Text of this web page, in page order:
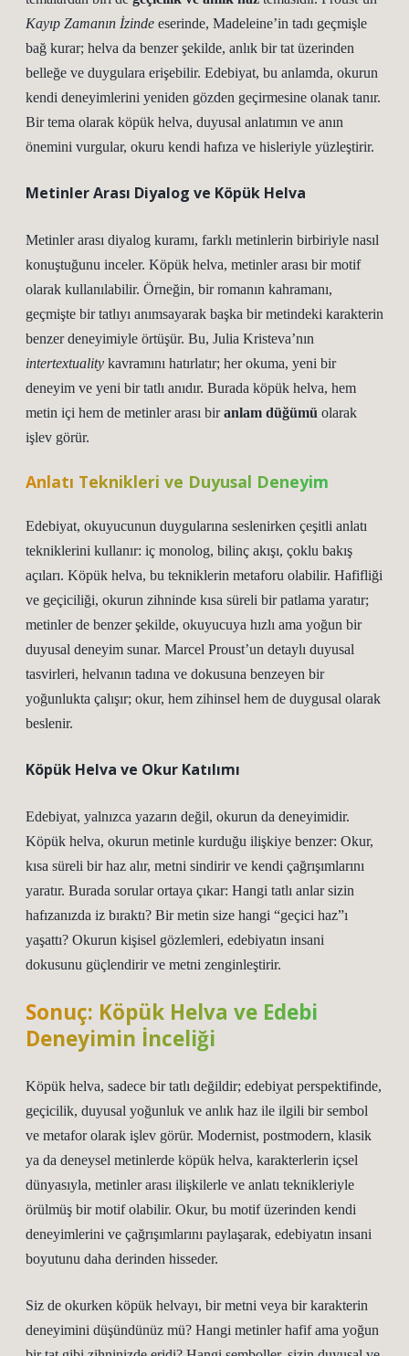
Kayıp Zamanın İzinde eserinde, Madeleine’in tadı geçmişle
bağ kurar; helva da benzer şekilde, anlık bir tat üzerinden
belleğe ve duygulara erişebilir. Edebiyat, bu anlamda, okurun
kendi deneyimlerini yeniden gözden geçirmesine olanak tanır.
Bir tema olarak köpük helva, duyusal anlatımın ve anın
önemini vurgular, okuru kendi hafıza ve hisleriyle yüzleştirir.
Metinler Arası Diyalog ve Köpük Helva
Metinler arası diyalog kuramı, farklı metinlerin birbiriyle nasıl
konuştuğunu inceler. Köpük helva, metinler arası bir motif
olarak kullanılabilir. Örneğin, bir romanın kahramanı,
geçmişte bir tatlıyı anımsayarak başka bir metindeki karakterin
benzer deneyimiyle örtüşür. Bu, Julia Kristeva’nın
intertextuality kavramını hatırlatır; her okuma, yeni bir
deneyim ve yeni bir tatlı anıdır. Burada köpük helva, hem
metin içi hem de metinler arası biranlam düğümü olarak
işlev görür.
Anlatı Teknikleri ve Duyusal Deneyim
Edebiyat, okuyucunun duygularına seslenirken çeşitli anlatı
tekniklerini kullanır: iç monolog, bilinç akışı, çoklu bakış
açıları. Köpük helva, bu tekniklerin metaforu olabilir. Hafifliği
ve geçiciliği, okurun zihninde kısa süreli bir patlama yaratır;
metinler de benzer şekilde, okuyucuya hızlı ama yoğun bir
duyusal deneyim sunar. Marcel Proust’un detaylı duyusal
tasvirleri, helvanın tadına ve dokusuna benzeyen bir
yoğunlukta çalışır; okur, hem zihinsel hem de duygusal olarak
beslenir.
Köpük Helva ve Okur Katılımı
Edebiyat, yalnızca yazarın değil, okurun da deneyimidir.
Köpük helva, okurun metinle kurduğu ilişkiye benzer: Okur,
kısa süreli bir haz alır, metni sindirir ve kendi çağrışımlarını
yaratır. Burada sorular ortaya çıkar: Hangi tatlı anlar sizin
hafızanızda iz bıraktı? Bir metin size hangi “geçici haz”ı
yaşattı? Okurun kişisel gözlemleri, edebiyatın insani
dokusunu güçlendirir ve metni zenginleştirir.
Sonuç: Köpük Helva ve Edebi
Deneyimin İnceliği
Köpük helva, sadece bir tatlı değildir; edebiyat perspektifinde,
geçicilik, duyusal yoğunluk ve anlık haz ile ilgili bir sembol
ve metafor olarak işlev görür. Modernist, postmodern, klasik
ya da deneysel metinlerde köpük helva, karakterlerin içsel
dünyasıyla, metinler arası ilişkilerle ve anlatı teknikleriyle
örülmüş bir motif olabilir. Okur, bu motif üzerinden kendi
deneyimlerini ve çağrışımlarını paylaşarak, edebiyatın insani
boyutunu daha derinden hisseder.
Siz de okurken köpük helvayı, bir metni veya bir karakterin
deneyimini düşündünüz mü? Hangi metinler hafif ama yoğun